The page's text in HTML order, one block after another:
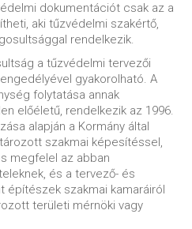
dokumentációt csak az a
aki tűzvédelmi szakértő,
rendelkezik.
a tűzvédelmi tervezői
gyakorolható. A
folytatása annak
előéletű, rendelkezik az 1996.
alapján a Kormány által
szakmai képesítéssel,
megfelel az abban
és a tervező- és
építészek szakmai kamaráiról
területi mérnöki vagy